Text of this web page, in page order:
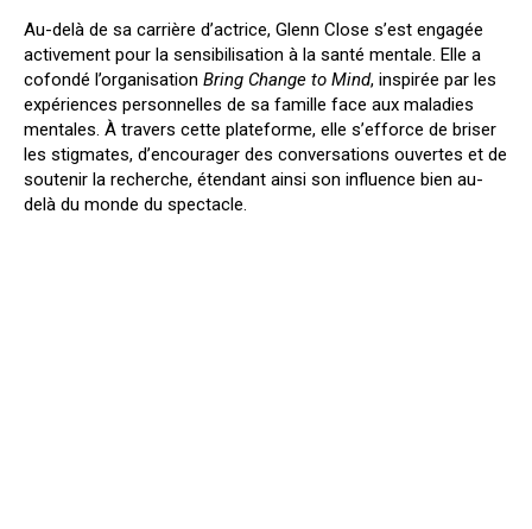
Au-delà de sa carrière d’actrice, Glenn Close s’est engagée
activement pour la sensibilisation à la santé mentale. Elle a
cofondé l’organisation Bring Change to Mind, inspirée par les
expériences personnelles de sa famille face aux maladies
mentales. À travers cette plateforme, elle s’efforce de briser
les stigmates, d’encourager des conversations ouvertes et de
soutenir la recherche, étendant ainsi son influence bien au-
delà du monde du spectacle.